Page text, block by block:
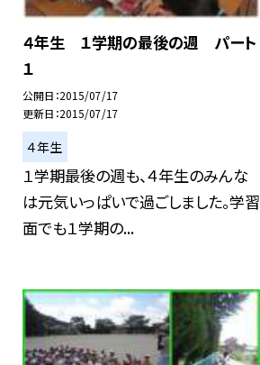
４年生 １学期の最後の週 パート
１
公開日 2015/07/17
更新日 2015/07/17
４年生
１学期最後の週も、４年生のみんな
は元気いっぱいで過ごしました。学習
面でも１学期の...